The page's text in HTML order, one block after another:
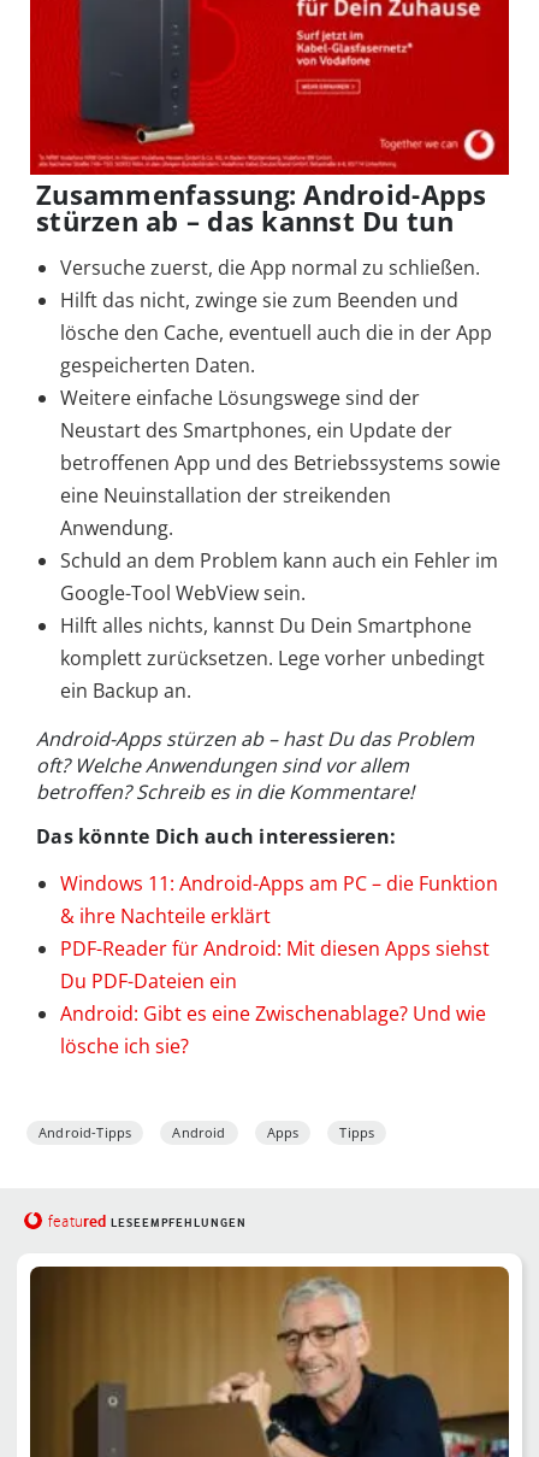
Zusammenfassung: Android-Apps
stürzen ab – das kannst Du tun
Versuche zuerst, die App normal zu schließen.
Hilft das nicht, zwinge sie zum Beenden und
lösche den Cache, eventuell auch die in der App
gespeicherten Daten.
Weitere einfache Lösungswege sind der
Neustart des Smartphones, ein Update der
betroffenen App und des Betriebssystems sowie
eine Neuinstallation der streikenden
Anwendung.
Schuld an dem Problem kann auch ein Fehler im
Google-Tool WebView sein.
Hilft alles nichts, kannst Du Dein Smartphone
komplett zurücksetzen. Lege vorher unbedingt
ein Backup an.
Android-Apps stürzen ab – hast Du das Problem
oft? Welche Anwendungen sind vor allem
betroffen? Schreib es in die Kommentare!
Das könnte Dich auch interessieren:
Windows 11: Android-Apps am PC – die Funktion
& ihre Nachteile erklärt
PDF-Reader für Android: Mit diesen Apps siehst
Du PDF-Dateien ein
Android: Gibt es eine Zwischenablage? Und wie
lösche ich sie?
Android-Tipps Android Apps Tipps
featured LESEEMPFEHLUNGEN